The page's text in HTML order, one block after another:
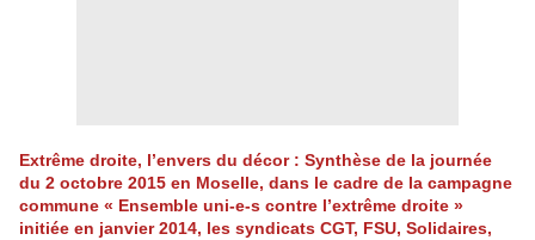
Extrême droite, l’envers du décor : Synthèse de la journée
du 2 octobre 2015 en Moselle, dans le cadre de la campagne
commune « Ensemble uni-e-s contre l’extrême droite »
initiée en janvier 2014, les syndicats CGT, FSU, Solidaires,